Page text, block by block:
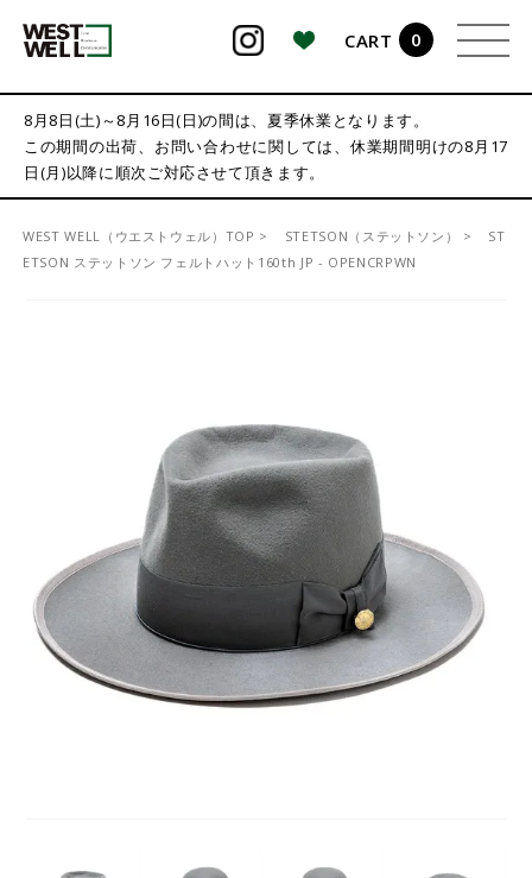
CART
0
8月8日(土)～8月16日(日)の間は、夏季休業となります。
この期間の出荷、お問い合わせに関しては、休業期間明けの8月17
日(月)以降に順次ご対応させて頂きます。
WEST WELL（ウエストウェル）TOP STETSON（ステットソン）
ST
ETSON ステットソン フェルトハット160th JP - OPENCRPWN